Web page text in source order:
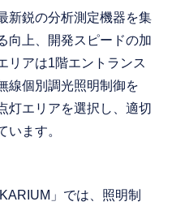
新鋭の分析測定機器を集
向上、開発スピードの加
リアは1階エントランス
線個別調光照明制御を
灯エリアを選択し、適切
います。
」では、照明制